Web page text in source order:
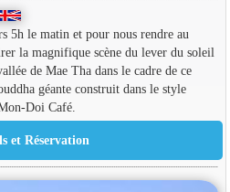
5h le matin et pour nous rendre au
la magnifique scène du lever du soleil
de Mae Tha dans le cadre de ce
géante construit dans le style
Doi Café.